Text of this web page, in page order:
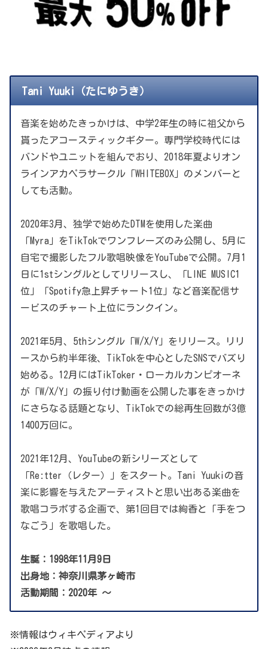
Tani Yuuki（たにゆうき）
音楽を始めたきっかけは、中学2年生の時に祖父から
貰ったアコースティックギター。専門学校時代には
バンドやユニットを組んでおり、2018年夏よりオン
ラインアカペラサークル「WHITEBOX」のメンバーと
しても活動。
2020年3月、独学で始めたDTMを使用した楽曲
「Myra」をTikTokでワンフレーズのみ公開し、5月に
自宅で撮影したフル歌唱映像をYouTubeで公開。7月1
日に1stシングルとしてリリースし、「LINE MUSIC1
位」「Spotify急上昇チャート1位」など音楽配信サ
ービスのチャート上位にランクイン。
2021年5月、5thシングル「W/X/Y」をリリース。リリ
ースから約半年後、TikTokを中心としたSNSでバズり
始める。12月にはTikToker・ローカルカンピオーネ
が「W/X/Y」の振り付け動画を公開した事をきっかけ
にさらなる話題となり、TikTokでの総再生回数が3億
1400万回に。
2021年12月、YouTubeの新シリーズとして
「Re:tter（レター）」をスタート。Tani Yuukiの音
楽に影響を与えたアーティストと思い出ある楽曲を
歌唱コラボする企画で、第1回目では絢香と「手をつ
なごう」を歌唱した。
生誕：1998年11月9日
出身地：神奈川県茅ヶ崎市
活動期間：2020年 〜
※情報はウィキペディアより